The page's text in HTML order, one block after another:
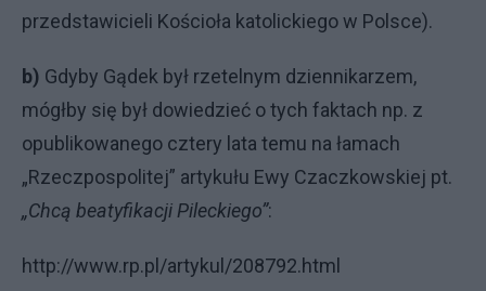
przedstawicieli Kościoła katolickiego w Polsce).
b) Gdyby Gądek był rzetelnym dziennikarzem,
mógłby się był dowiedzieć o tych faktach np. z
opublikowanego cztery lata temu na łamach
„Rzeczpospolitej” artykułu Ewy Czaczkowskiej pt.
„Chcą beatyfikacji Pileckiego”:
http://www.rp.pl/artykul/208792.html